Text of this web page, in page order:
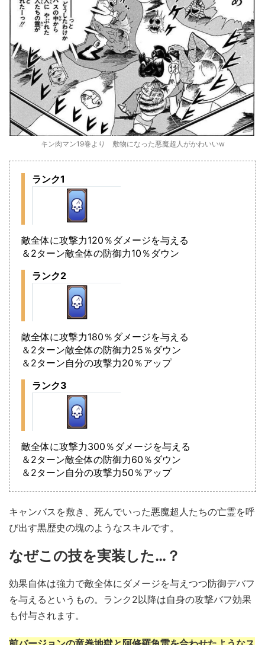
キン肉マン19巻より 敷物になった悪魔超人がかわいいw
ランク1
敵全体に攻撃力120％ダメージを与える
＆2ターン敵全体の防御力10％ダウン
ランク2
敵全体に攻撃力180％ダメージを与える
＆2ターン敵全体の防御力25％ダウン
＆2ターン自分の攻撃力20％アップ
ランク3
敵全体に攻撃力300％ダメージを与える
＆2ターン敵全体の防御力60％ダウン
＆2ターン自分の攻撃力50％アップ
キャンバスを敷き、死んでいった悪魔超人たちの亡霊を呼
び出す黒歴史の塊のようなスキルです。
なぜこの技を実装した…？
効果自体は強力で敵全体にダメージを与えつつ防御デバフ
を与えるというもの。ランク2以降は自身の攻撃バフ効果
も付与されます。